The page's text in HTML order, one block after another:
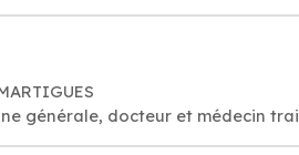
générale, docteur et médecin